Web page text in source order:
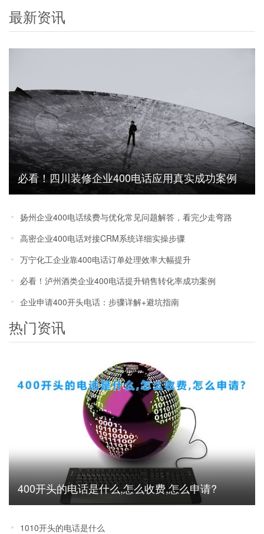
最新资讯
必看！四川装修企业400电话应用真实成功案例
效果分享
扬州企业400电话续费与优化常见问题解答，看完少走弯路
高密企业400电话对接CRM系统详细实操步骤
万宁化工企业靠400电话订单处理效率大幅提升
必看！泸州酒类企业400电话提升销售转化率成功案例
企业申请400开头电话：步骤详解+避坑指南
热门资讯
400开头的电话是什么,怎么收费,怎么申请?
1010开头的电话是什么